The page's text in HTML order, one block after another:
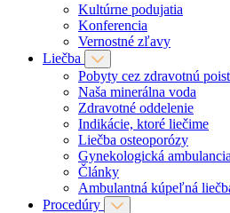
Kultúrne podujatia
Konferencia
Vernostné zľavy
Liečba
Pobyty cez zdravotnú
Naša minerálna voda
Zdravotné oddelenie
Indikácie, ktoré liečime
Liečba osteoporózy
Gynekologická
Články
Ambulantná kúpeľná
Procedúry